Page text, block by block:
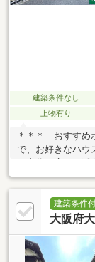
建築条件なし
上物有り
＊＊＊ おすすめ
で、お好きなハウ
の十分な広さ（
収益物件など幅広
＊ 周辺情報 ＊＊
ンイレブン大阪長
東店：徒歩3分（
建築条件
大阪府